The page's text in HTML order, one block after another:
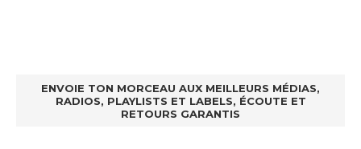
ENVOIE TON MORCEAU AUX MEILLEURS MÉDIAS,
RADIOS, PLAYLISTS ET LABELS, ÉCOUTE ET
RETOURS GARANTIS